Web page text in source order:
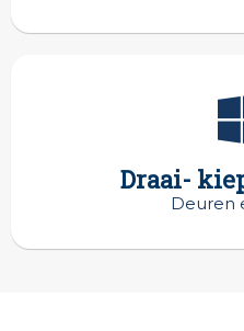
Draai-
Deuren